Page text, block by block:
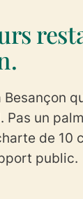
Pas un
de 10
public.